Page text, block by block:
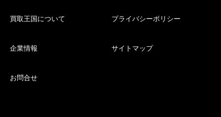
買取王国について プライバシーポリシー
企業情報 サイトマップ
お問合せ